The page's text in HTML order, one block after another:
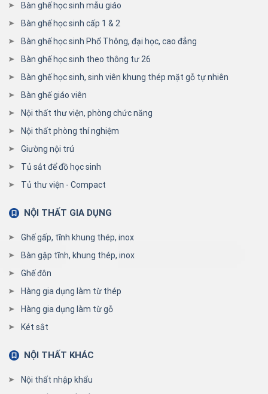
Bàn ghế học sinh mẫu giáo
Bàn ghế học sinh cấp 1 & 2
Bàn ghế học sinh Phổ Thông, đại học, cao đẳng
Bàn ghế học sinh theo thông tư 26
Bàn ghế học sinh, sinh viên khung thép mặt gỗ tự nhiên
Bàn ghế giáo viên
Nội thất thư viện, phòng chức năng
Nội thất phòng thí nghiệm
Giường nội trú
Tủ sắt để đồ học sinh
Tủ thư viện - Compact
NỘI THẤT GIA DỤNG
Ghế gấp, tĩnh khung thép, inox
Bàn gập tĩnh, khung thép, inox
Ghế đôn
Hàng gia dụng làm từ thép
Hàng gia dụng làm từ gỗ
Két sắt
NỘI THẤT KHÁC
Nội thất nhập khẩu